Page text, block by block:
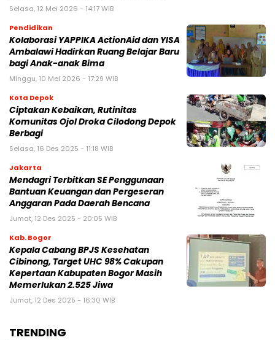
Selasa, 12 Mei 2026 - 14:17 WIB
Pendidikan
Kolaborasi YAPPIKA ActionAid dan YISA
Ambalawi Hadirkan Ruang Belajar Baru
bagi Anak-anak Bima
Minggu, 10 Mei 2026 - 17:29 WIB
Kota Depok
Ciptakan Kebaikan, Rutinitas
Komunitas Ojol Droka Cilodong Depok
Berbagi
Selasa, 16 Des 2025 - 11:18 WIB
Jakarta
Mendagri Terbitkan SE Penggunaan
Bantuan Keuangan dan Pergeseran
Anggaran Pada Daerah Bencana
Jumat, 12 Des 2025 - 20:05 WIB
Kab. Bogor
Kepala Cabang BPJS Kesehatan
Cibinong, Target UHC 98% Cakupan
Kepertaan Kabupaten Bogor Masih
Memerlukan 2.525 Jiwa
Jumat, 12 Des 2025 - 16:30 WIB
TRENDING